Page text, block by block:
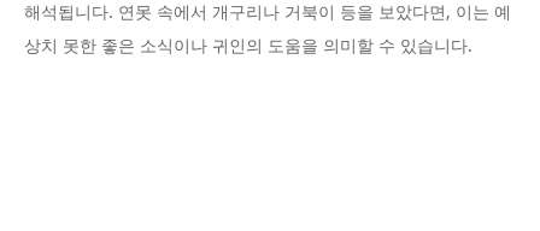
해석됩니다. 연못 속에서 개구리나 거북이 등을 보았다면, 이는 예
상치 못한 좋은 소식이나 귀인의 도움을 의미할 수 있습니다.